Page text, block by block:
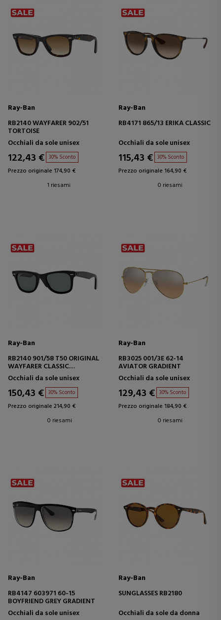
Ray-Ban
RB2140 WAYFARER 902/51
TORTOISE
Occhiali da sole unisex
122,43 € 30% Sconto
Prezzo originale 174,90 €
1 riesami
Ray-Ban
RB4171 865/13 ERIKA CLASSIC
Occhiali da sole unisex
115,43 € 30% Sconto
Prezzo originale 164,90 €
0 riesami
Ray-Ban
RB2140 901/58 T50 ORIGINAL
WAYFARER CLASSIC
POLARIZED
Occhiali da sole unisex
150,43 € 30% Sconto
Prezzo originale 214,90 €
0 riesami
Ray-Ban
RB3025 001/3E 62-14
AVIATOR GRADIENT
Occhiali da sole unisex
129,43 € 30% Sconto
Prezzo originale 184,90 €
0 riesami
Ray-Ban
RB4147 603971 60-15
BOYFRIEND GREY GRADIENT
Occhiali da sole unisex
Ray-Ban
SUNGLASSES RB2180
Occhiali da sole da donna